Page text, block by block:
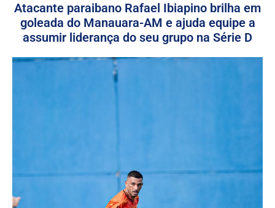
Atacante paraibano Rafael Ibiapino brilha em
goleada do Manauara-AM e ajuda equipe a
assumir liderança do seu grupo na Série D